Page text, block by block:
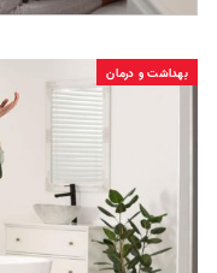
بهداشت و درمان